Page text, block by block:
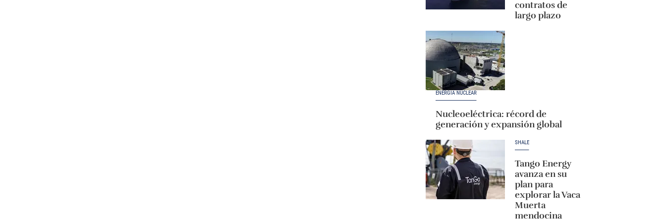
contratos de
largo plazo
ENERGÍA NUCLEAR
Nucleoeléctrica: récord de
generación y expansión global
SHALE
Tango Energy
avanza en su
plan para
explorar la Vaca
Muerta
mendocina